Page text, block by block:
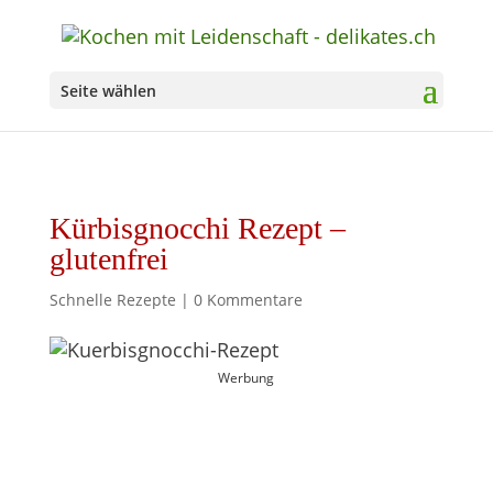
Seite wählen
Kürbisgnocchi Rezept –
glutenfrei
Schnelle Rezepte | 0 Kommentare
Werbung